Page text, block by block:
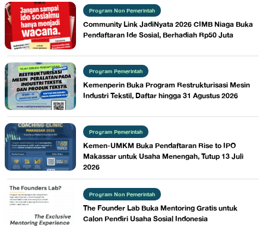
Program Non Pemerintah
Community Link JadiNyata 2026 CIMB Niaga Buka
Pendaftaran Ide Sosial, Berhadiah Rp50 Juta
Program Pemerintah
Kemenperin Buka Program Restrukturisasi Mesin
Industri Tekstil, Daftar hingga 31 Agustus 2026
Program Pemerintah
Kemen-UMKM Buka Pendaftaran Rise to IPO
Makassar untuk Usaha Menengah, Tutup 13 Juli
2026
Program Non Pemerintah
The Founder Lab Buka Mentoring Gratis untuk
Calon Pendiri Usaha Sosial Indonesia